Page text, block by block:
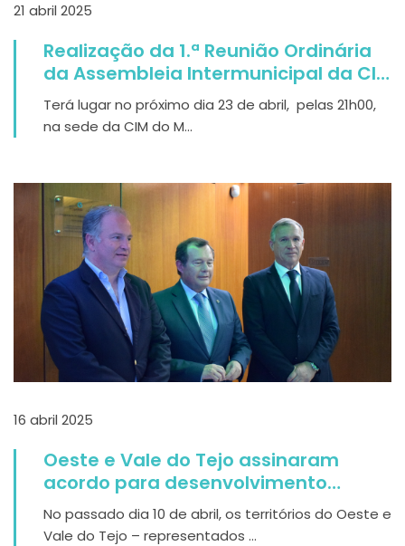
21 abril 2025
Realização da 1.ª Reunião Ordinária
da Assembleia Intermunicipal da CIM
do Médio Tejo | 2025
Terá lugar no próximo dia 23 de abril, pelas 21h00,
na sede da CIM do M...
16 abril 2025
Oeste e Vale do Tejo assinaram
acordo para desenvolvimento
estratégico conjunto
No passado dia 10 de abril, os territórios do Oeste e
Vale do Tejo – representados ...